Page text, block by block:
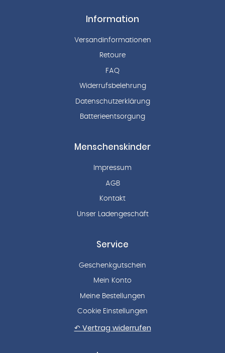
Information
Versandinformationen
Retoure
FAQ
Widerrufsbelehrung
Datenschutzerklärung
Batterieentsorgung
Menschenskinder
Impressum
AGB
Kontakt
Unser Ladengeschäft
Service
Geschenkgutschein
Mein Konto
Meine Bestellungen
Cookie Einstellungen
↶ Vertrag widerrufen